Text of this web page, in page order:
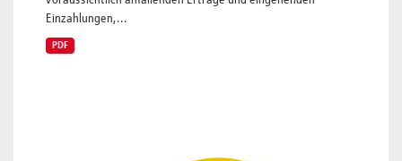
Einzahlungen,...
PDF